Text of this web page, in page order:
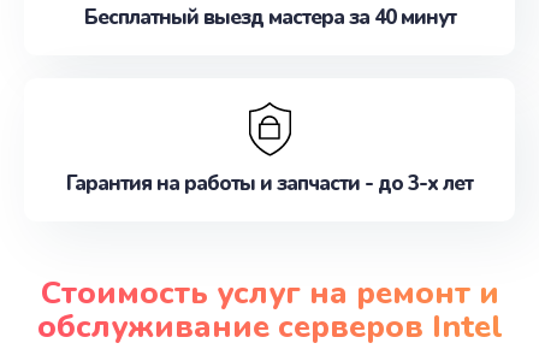
Бесплатный выезд мастера за 40 минут
Гарантия на работы и запчасти - до 3-х лет
Стоимость услуг на ремонт и
обслуживание серверов Intel